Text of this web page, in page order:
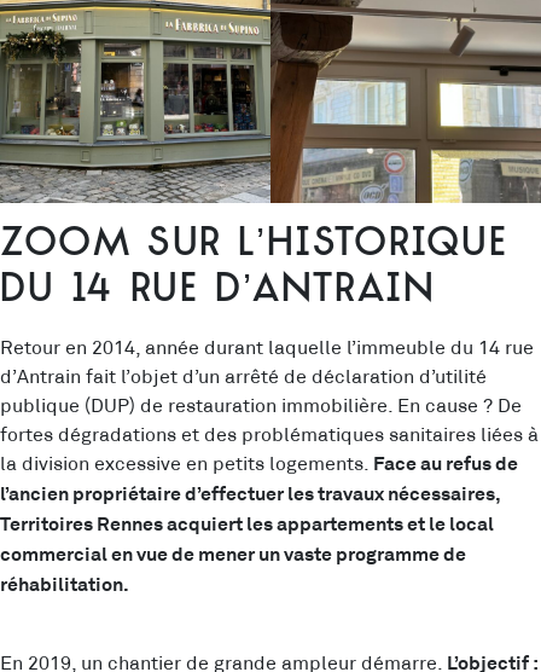
Zoom sur l’historique
du 14 rue d’Antrain
Retour en 2014, année durant laquelle l’immeuble du 14 rue
d’Antrain fait l’objet d’un arrêté de déclaration d’utilité
publique (DUP) de restauration immobilière. En cause ? De
fortes dégradations et des problématiques sanitaires liées à
la division excessive en petits logements. Face au refus de
l’ancien propriétaire d’effectuer les travaux nécessaires,
Territoires Rennes acquiert les appartements et le local
commercial en vue de mener un vaste programme de
réhabilitation.
En 2019, un chantier de grande ampleur démarre. L’objectif :